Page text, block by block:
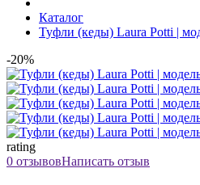
Каталог
Туфли (кеды) Laura Potti |
-20%
rating
0 отзывовНаписать отзыв